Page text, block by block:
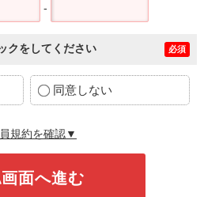
-
クをしてください 必須
同意しない
規約を確認▼